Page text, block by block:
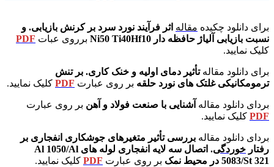
برای دانلود چکیده مقاله اثر فرآیند نورد سرد بر کرنش بازیابی. و
نسبت بازیابی آلیاژ حافظه دار Ni50 Ti40Hf10
برروی عبات PDF
کلیک نمایید.
برای دانلود مقالهتأثیر دمای اولیه و خنک کاری. بر تنش
ترمومکانیکی غلتک های نورد حلقه بر روی عبارت PDF کلیک نمایید.
بردای دانلود مقاله آشنایی با صنعت فولاد و آهن بر روی عبارت
PDF کلیک نمایید.
بردای دانلود مقاله بررسی تأثیر متغیرهای جوشکاری انفجاری بر
رفتار خوردگی
. اتصال سه لایه انفجاری لوله های Al 1050/Al
5083/St 321 در محیط نمک
بر روی عبارت PDF کلیک نمایید.